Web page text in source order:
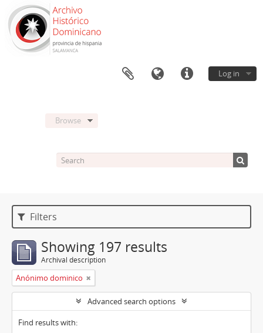
Log in
Browse
Filters
Showing 197 results
Archival description
Anónimo dominico
Advanced search options
Find results with: